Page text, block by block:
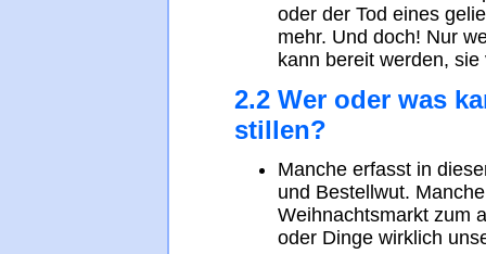
oder der Tod eines
mehr. Und doch! Nur
kann bereit werden,
2.2 Wer oder was
stillen?
Manche erfasst in
und Bestellwut.
Weihnachtsmarkt zum
oder Dinge wirklich